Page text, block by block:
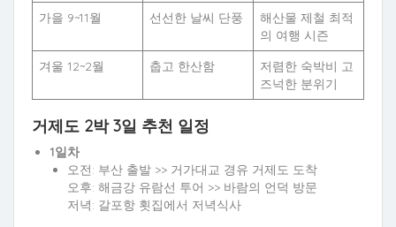
가을 9~11월 선선한 날씨 단풍
해산물 제철 최적
의 여행 시즌
겨울 12~2월
춥고 한산함
저렴한 숙박비 고
즈넉한 분위기
거제도 2박 3일 추천 일정
1일차
오전: 부산 출발 >> 거가대교 경유 거제도 도착
오후: 해금강 유람선 투어 >> 바람의 언덕 방문
저녁: 갈포항 횟집에서 저녁식사